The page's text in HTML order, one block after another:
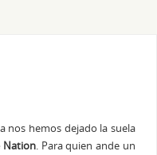
nos hemos dejado la suela
Nation. Para quien ande un